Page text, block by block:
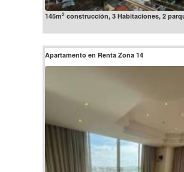
145m2construcción, 3 Habitaciones, 2
Apartamento en Renta Zona 14